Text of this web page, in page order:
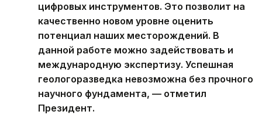
цифровых инструментов. Это позволит на
качественно новом уровне оценить
потенциал наших месторождений. В
данной работе можно задействовать и
международную экспертизу. Успешная
геологоразведка невозможна без прочного
научного фундамента, — отметил
Президент.